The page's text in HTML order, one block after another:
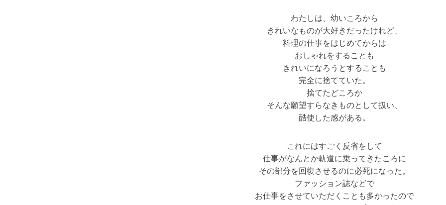
わたしは、幼いころから
きれいなものが大好きだったけれど、
料理の仕事をはじめてからは
おしゃれをすることも
きれいになろうとすることも
完全に捨てていた。
捨てたどころか
そんな願望すらなきものとして扱い、
酷使した感がある。
これにはすごく反省をして
仕事がなんとか軌道に乗ってきたころに
その部分を回復させるのに必死になった。
ファッション誌などで
お仕事をさせていただくことも多かったので